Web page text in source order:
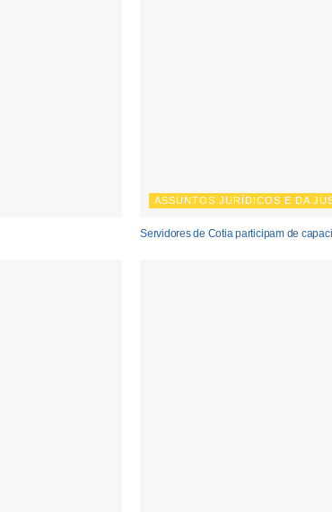
ASSUNTOS JURÍDICOS E DA
Servidores de Cotia participam de